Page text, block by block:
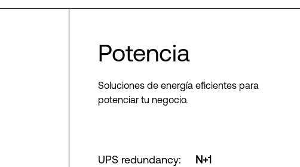
Potencia
Soluciones de energía eficientes para
potenciar tu negocio.
UPS redundancy: N+1